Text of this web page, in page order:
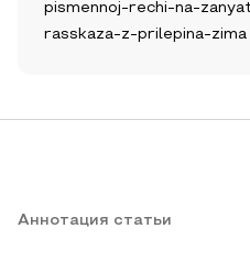
pismennoj-rechi-na-
rasskaza-z-prilepina-zima
Аннотация статьи